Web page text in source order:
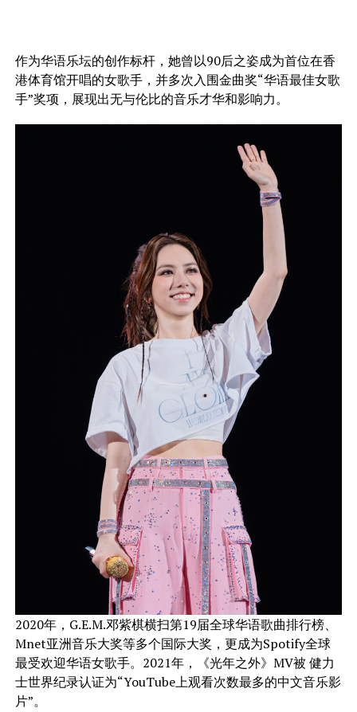
作为华语乐坛的创作标杆，她曾以90后之姿成为首位在香
港体育馆开唱的女歌手，并多次入围金曲奖“华语最佳女歌
手”奖项，展现出无与伦比的音乐才华和影响力。
2020年，G.E.M.邓紫棋横扫第19届全球华语歌曲排行榜、
Mnet亚洲音乐大奖等多个国际大奖，更成为Spotify全球
最受欢迎华语女歌手。2021年，《光年之外》MV被 健力
士世界纪录认证为“YouTube上观看次数最多的中文音乐影
片”。